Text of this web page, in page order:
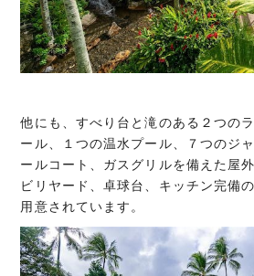
他にも、すべり台と滝のある２つの
ール、１つの温水プール、７つのジ
ールコート、ガスグリルを備えた屋
ビリヤード、卓球台、キッチン完備
用意されています。